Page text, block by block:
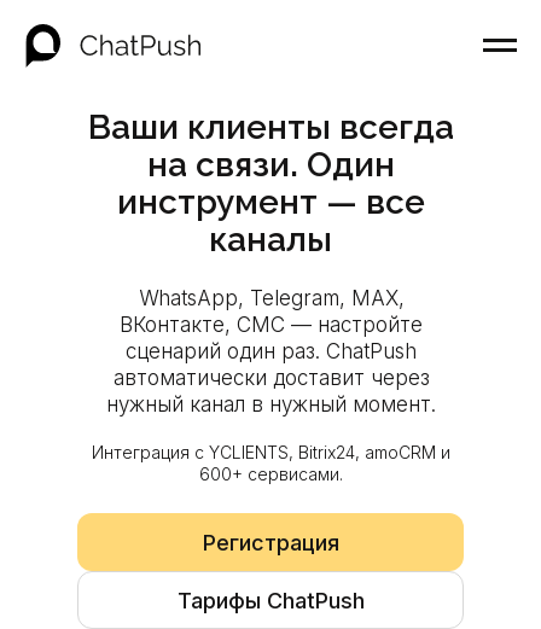
Ваши клиенты всегда
на связи. Один
инструмент — все
каналы
WhatsApp, Telegram, MAX,
ВКонтакте, СМС — настройте
сценарий один раз. ChatPush
автоматически доставит через
нужный канал в нужный момент.
Интеграция с YCLIENTS, Bitrix24, amoCRM и
600+ сервисами.
Регистрация
Тарифы ChatPush
Салонам